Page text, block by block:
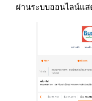
ผ่านระบบออนไลน์แส